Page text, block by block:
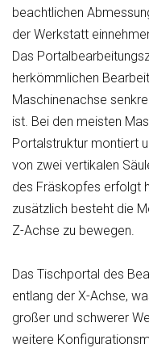
beachtlichen
der Werkstatt
Das
herkömmlichen
Maschinenachse
ist. Bei den meisten
Portalstruktur montiert
von zwei vertikalen
des Fräskopfes erfolgt
zusätzlich besteht die
Z-Achse zu bewegen.
Das Tischportal des
entlang der X-Achse,
großer und schwerer
weitere